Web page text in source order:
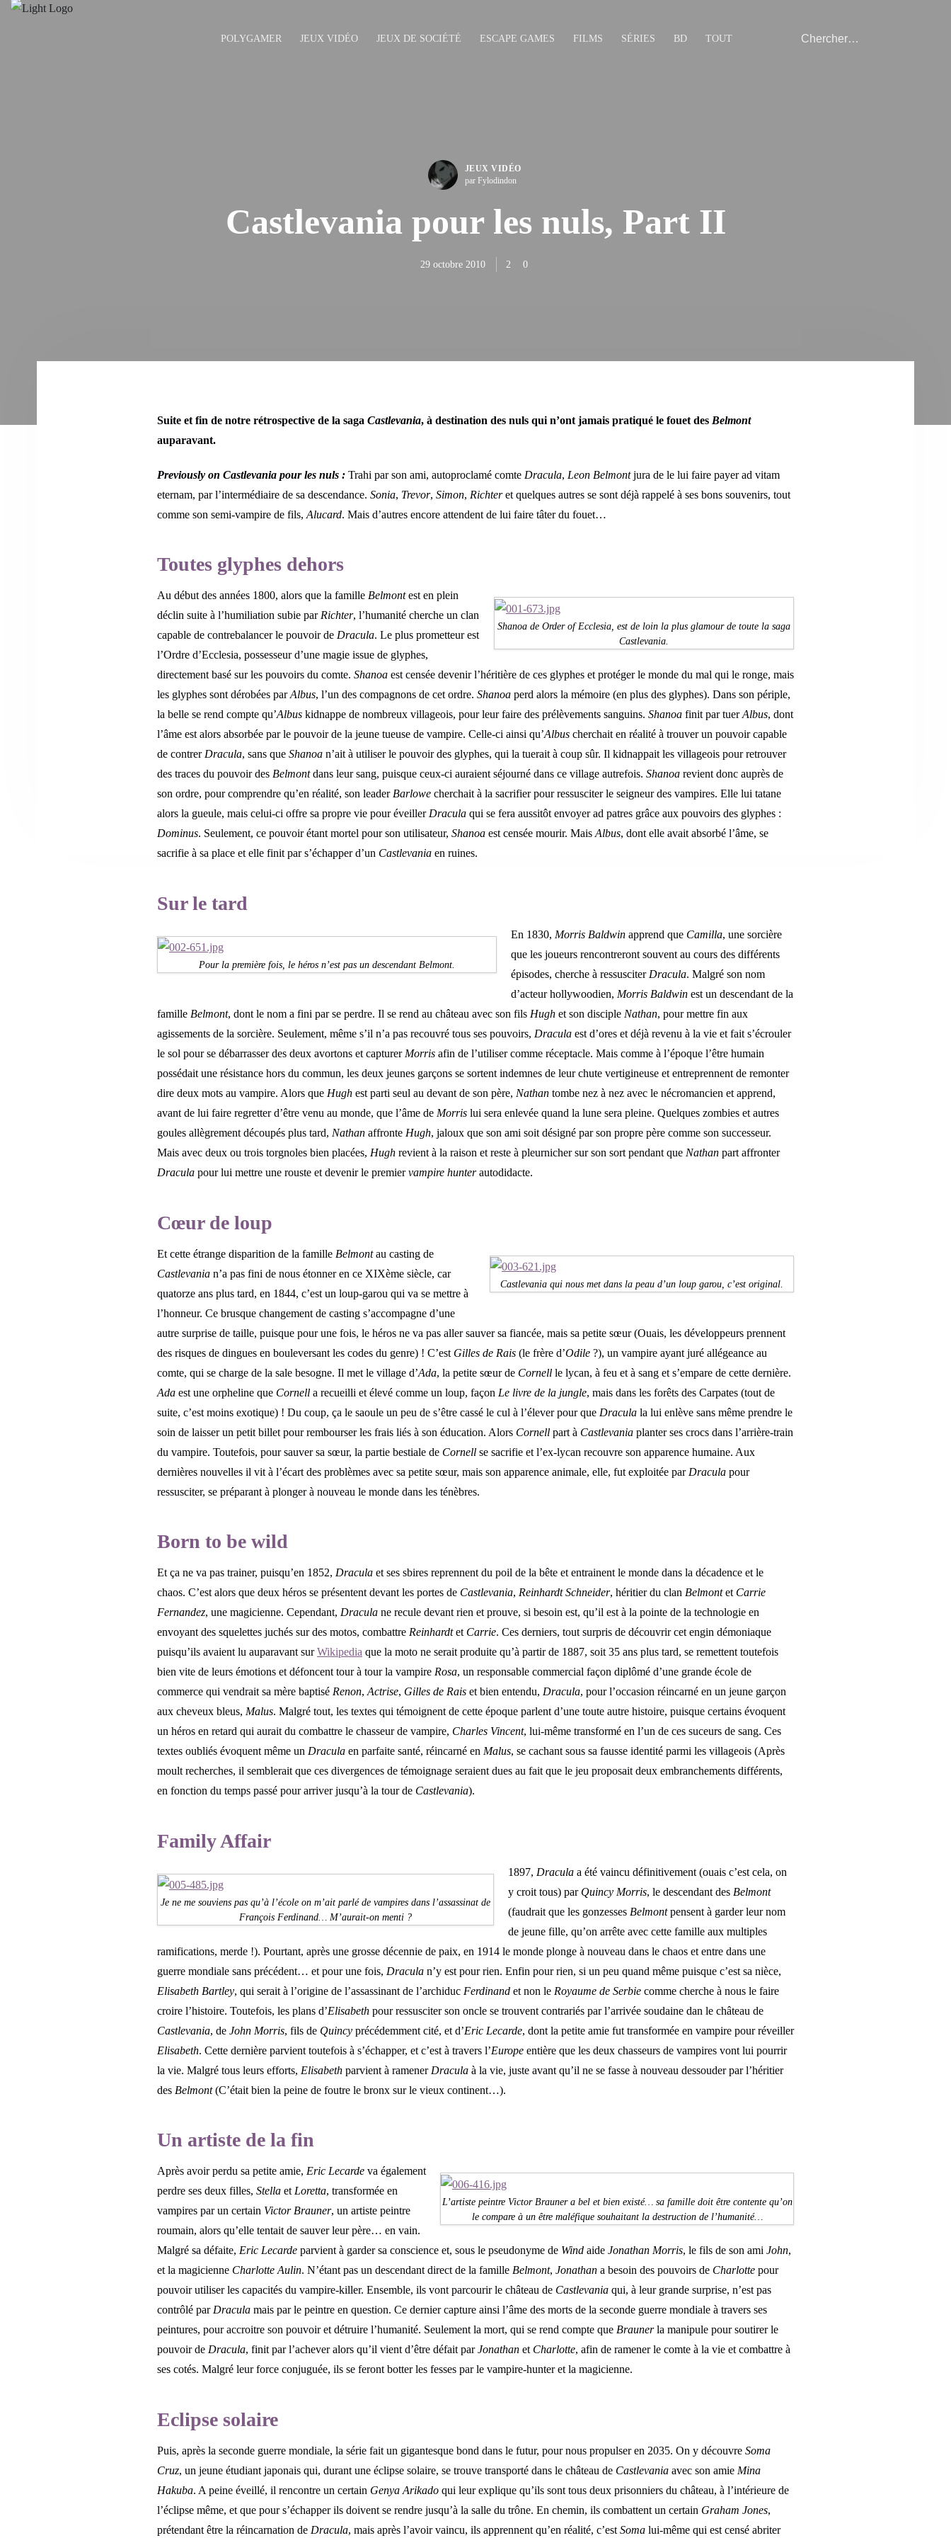
POLYGAMER JEUX VIDÉO JEUX DE SOCIÉTÉ ESCAPE GAMES FILMS SÉRIES BD TOUT
JEUX VIDÉO
par Fylodindon
Castlevania pour les nuls, Part II
29 octobre 2010 2 0
Suite et fin de notre rétrospective de la saga Castlevania, à destination des nuls qui n’ont jamais pratiqué le fouet des Belmont
auparavant.
Previously on Castlevania pour les nuls : Trahi par son ami, autoproclamé comte Dracula, Leon Belmontjura de le lui faire payer ad vitam
eternam, par l’intermédiaire de sa descendance. Sonia, Trevor, Simon, Richteret quelques autres se sont déjà rappelé à ses bons souvenirs, tout
comme son semi-vampire de fils, Alucard. Mais d’autres encore attendent de lui faire tâter du fouet…
Toutes glyphes dehors
Shanoa de Order of Ecclesia, est de loin la plus glamour de toute la saga
Castlevania.
Au début des années 1800, alors que la famille Belmontest en plein
déclin suite à l’humiliation subie par Richter, l’humanité cherche un clan
capable de contrebalancer le pouvoir de Dracula. Le plus prometteur est
l’Ordre d’Ecclesia, possesseur d’une magie issue de glyphes,
directement basé sur les pouvoirs du comte. Shanoa est censée devenir l’héritière de ces glyphes et protéger le monde du mal qui le ronge, mais
les glyphes sont dérobées parAlbus, l’un des compagnons de cet ordre. Shanoa perd alors la mémoire (en plus des glyphes). Dans son périple,
la belle se rend compte qu’Albus kidnappe de nombreux villageois, pour leur faire des prélèvements sanguins. Shanoa finit par tuerAlbus, dont
l’âme est alors absorbée par le pouvoir de la jeune tueuse de vampire. Celle-ci ainsi qu’Albus cherchait en réalité à trouver un pouvoir capable
de contrer Dracula, sans que Shanoa n’ait à utiliser le pouvoir des glyphes, qui la tuerait à coup sûr. Il kidnappait les villageois pour retrouver
des traces du pouvoir des Belmontdans leur sang, puisque ceux-ci auraient séjourné dans ce village autrefois. Shanoa revient donc auprès de
son ordre, pour comprendre qu’en réalité, son leader Barlowe cherchait à la sacrifier pour ressusciter le seigneur des vampires. Elle lui tatane
alors la gueule, mais celui-ci offre sa propre vie pour éveiller Dracula qui se fera aussitôt envoyer ad patres grâce aux pouvoirs des glyphes :
Dominus. Seulement, ce pouvoir étant mortel pour son utilisateur, Shanoa est censée mourir. Mais Albus, dont elle avait absorbé l’âme, se
sacrifie à sa place et elle finit par s’échapper d’un Castlevania en ruines.
Sur le tard
Pour la première fois, le héros n’est pas un descendant Belmont.
En 1830, Morris Baldwin apprend que Camilla, une sorcière
que les joueurs rencontreront souvent au cours des différents
épisodes, cherche à ressusciter Dracula. Malgré son nom
d’acteur hollywoodien, Morris Baldwin est un descendant de la
famille Belmont, dont le nom a fini par se perdre. Il se rend au château avec son fils Hugh et son disciple Nathan, pour mettre fin aux
agissements de la sorcière. Seulement, même s’il n’a pas recouvré tous ses pouvoirs, Dracula est d’ores et déjà revenu à la vie et fait s’écrouler
le sol pour se débarrasser des deux avortons et capturer Morris afin de l’utiliser comme réceptacle. Mais comme à l’époque l’être humain
possédait une résistance hors du commun, les deux jeunes garçons se sortent indemnes de leur chute vertigineuse et entreprennent de remonter
dire deux mots au vampire. Alors que Hugh est parti seul au devant de son père, Nathan tombe nez à nez avec le nécromancien et apprend,
avant de lui faire regretter d’être venu au monde, que l’âme de Morris lui sera enlevée quand la lune sera pleine. Quelques zombies et autres
goules allègrement découpés plus tard, Nathan affronte Hugh, jaloux que son ami soit désigné par son propre père comme son successeur.
Mais avec deux ou trois torgnoles bien placées, Hugh revient à la raison et reste à pleurnicher sur son sort pendant que Nathan part affronter
Dracula pour lui mettre une rouste et devenir le premiervampire hunterautodidacte.
Cœur de loup
Castlevania qui nous met dans la peau d’un loup garou, c’est original.
Et cette étrange disparition de la famille Belmontau casting de
Castlevania n’a pas fini de nous étonner en ce XIXème siècle, car
quatorze ans plus tard, en 1844, c’est un loup-garou qui va se mettre à
l’honneur. Ce brusque changement de casting s’accompagne d’une
autre surprise de taille, puisque pour une fois, le héros ne va pas aller sauver sa fiancée, mais sa petite sœur (Ouais, les développeurs prennent
des risques de dingues en bouleversant les codes du genre) ! C’est Gilles de Rais (le frère d’Odile ?), un vampire ayant juré allégeance au
comte, qui se charge de la sale besogne. Il met le village d’Ada, la petite sœur de Cornell le lycan, à feu et à sang et s’empare de cette dernière.
Ada est une orpheline que Cornell a recueilli et élevé comme un loup, façon Le livre de la jungle, mais dans les forêts des Carpates (tout de
suite, c’est moins exotique) ! Du coup, ça le saoule un peu de s’être cassé le cul à l’élever pour que Dracula la lui enlève sans même prendre le
soin de laisser un petit billet pour rembourser les frais liés à son éducation. Alors Cornell part à Castlevania planter ses crocs dans l’arrière-train
du vampire. Toutefois, pour sauver sa sœur, la partie bestiale de Cornell se sacrifie et l’ex-lycan recouvre son apparence humaine. Aux
dernières nouvelles il vit à l’écart des problèmes avec sa petite sœur, mais son apparence animale, elle, fut exploitée par Dracula pour
ressusciter, se préparant à plonger à nouveau le monde dans les ténèbres.
Born to be wild
Et ça ne va pas trainer, puisqu’en 1852, Dracula et ses sbires reprennent du poil de la bête et entrainent le monde dans la décadence et le
chaos. C’est alors que deux héros se présentent devant les portes de Castlevania, Reinhardt Schneider, héritier du clan Belmontet Carrie
Fernandez, une magicienne. Cependant, Dracula ne recule devant rien et prouve, si besoin est, qu’il est à la pointe de la technologie en
envoyant des squelettes juchés sur des motos, combattre Reinhardtet Carrie. Ces derniers, tout surpris de découvrir cet engin démoniaque
puisqu’ils avaient lu auparavant surWikipedia que la moto ne serait produite qu’à partir de 1887, soit 35 ans plus tard, se remettent toutefois
bien vite de leurs émotions et défoncent tour à tour la vampire Rosa, un responsable commercial façon diplômé d’une grande école de
commerce qui vendrait sa mère baptisé Renon, Actrise, Gilles de Rais et bien entendu, Dracula, pour l’occasion réincarné en un jeune garçon
aux cheveux bleus, Malus. Malgré tout, les textes qui témoignent de cette époque parlent d’une toute autre histoire, puisque certains évoquent
un héros en retard qui aurait du combattre le chasseur de vampire, Charles Vincent, lui-même transformé en l’un de ces suceurs de sang. Ces
textes oubliés évoquent même un Dracula en parfaite santé, réincarné en Malus, se cachant sous sa fausse identité parmi les villageois (Après
moult recherches, il semblerait que ces divergences de témoignage seraient dues au fait que le jeu proposait deux embranchements différents,
en fonction du temps passé pour arriver jusqu’à la tour de Castlevania).
Family Affair
Je ne me souviens pas qu’à l’école on m’ait parlé de vampires dans l’assassinat de
François Ferdinand… M’aurait-on menti ?
1897, Dracula a été vaincu définitivement (ouais c’est cela, on
y croit tous) par Quincy Morris, le descendant des Belmont
(faudrait que les gonzesses Belmontpensent à garder leur nom
de jeune fille, qu’on arrête avec cette famille aux multiples
ramifications, merde !). Pourtant, après une grosse décennie de paix, en 1914 le monde plonge à nouveau dans le chaos et entre dans une
guerre mondiale sans précédent… et pour une fois, Dracula n’y est pour rien. Enfin pour rien, si un peu quand même puisque c’est sa nièce,
Elisabeth Bartley, qui serait à l’origine de l’assassinant de l’archiduc Ferdinand et non le Royaume de Serbie comme cherche à nous le faire
croire l’histoire. Toutefois, les plans d’Elisabeth pour ressusciter son oncle se trouvent contrariés par l’arrivée soudaine dan le château de
Castlevania, de John Morris, fils de Quincy précédemment cité, et d’Eric Lecarde, dont la petite amie fut transformée en vampire pour réveiller
Elisabeth. Cette dernière parvient toutefois à s’échapper, et c’est à travers l’Europe entière que les deux chasseurs de vampires vont lui pourrir
la vie. Malgré tous leurs efforts, Elisabeth parvient à ramener Dracula à la vie, juste avant qu’il ne se fasse à nouveau dessouder par l’héritier
des Belmont(C’était bien la peine de foutre le bronx sur le vieux continent…).
Un artiste de la fin
L’artiste peintre Victor Brauner a bel et bien existé… sa famille doit être contente qu’on
le compare à un être maléfique souhaitant la destruction de l’humanité…
Après avoir perdu sa petite amie, Eric Lecarde va également
perdre ses deux filles, Stella et Loretta, transformée en
vampires par un certain Victor Brauner, un artiste peintre
roumain, alors qu’elle tentait de sauver leur père… en vain.
Malgré sa défaite, Eric Lecarde parvient à garder sa conscience et, sous le pseudonyme de Wind aide Jonathan Morris, le fils de son ami John,
et la magicienne Charlotte Aulin. N’étant pas un descendant direct de la famille Belmont, Jonathan a besoin des pouvoirs de Charlotte pour
pouvoir utiliser les capacités du vampire-killer. Ensemble, ils vont parcourir le château de Castlevania qui, à leur grande surprise, n’est pas
contrôlé par Dracula mais par le peintre en question. Ce dernier capture ainsi l’âme des morts de la seconde guerre mondiale à travers ses
peintures, pour accroitre son pouvoir et détruire l’humanité. Seulement la mort, qui se rend compte que Braunerla manipule pour soutirer le
pouvoir de Dracula, finit par l’achever alors qu’il vient d’être défait parJonathan et Charlotte, afin de ramener le comte à la vie et combattre à
ses cotés. Malgré leur force conjuguée, ils se feront botter les fesses par le vampire-hunter et la magicienne.
Eclipse solaire
Puis, après la seconde guerre mondiale, la série fait un gigantesque bond dans le futur, pour nous propulser en 2035. On y découvre Soma
Cruz, un jeune étudiant japonais qui, durant une éclipse solaire, se trouve transporté dans le château de Castlevania avec son amie Mina
Hakuba. A peine éveillé, il rencontre un certain Genya Arikado qui leur explique qu’ils sont tous deux prisonniers du château, à l’intérieure de
l’éclipse même, et que pour s’échapper ils doivent se rendre jusqu’à la salle du trône. En chemin, ils combattent un certain Graham Jones,
prétendant être la réincarnation de Dracula, mais après l’avoir vaincu, ils apprennent qu’en réalité, c’est Soma lui-même qui est censé abriter